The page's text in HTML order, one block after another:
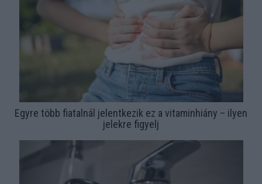
Egyre több fiatalnál jelentkezik ez a vitaminhiány – ilyen
jelekre figyelj